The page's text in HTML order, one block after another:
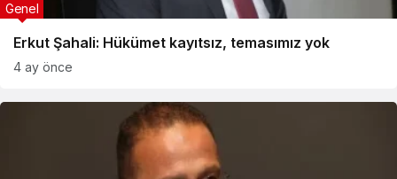
Erkut Şahali: Hükümet kayıtsız, temasımız yok
Genel
4 ay önce